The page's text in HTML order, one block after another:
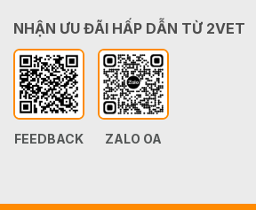
NHẬN ƯU ĐÃI HẤP DẪN TỪ 2VET
FEEDBACK ZALO OA